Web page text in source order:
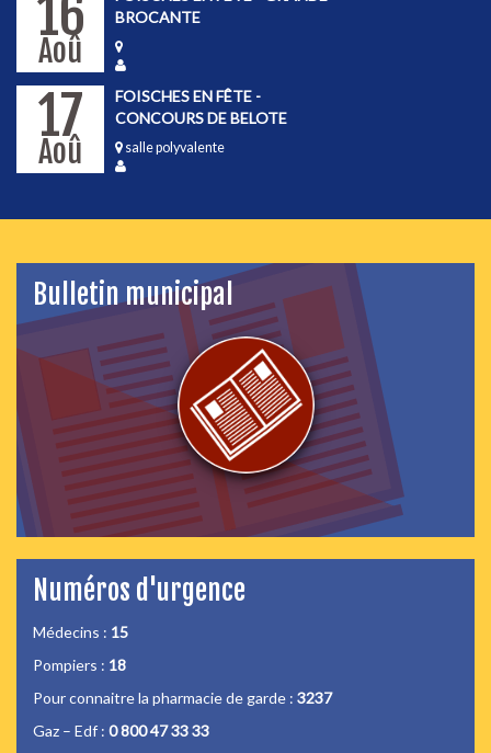
16
Aoû
BROCANTE
17
Aoû
FOISCHES EN FÊTE -
CONCOURS DE BELOTE
salle polyvalente
Bulletin municipal
Numéros d'urgence
Médecins : 15
Pompiers : 18
Pour connaitre la pharmacie de garde : 3237
Gaz – Edf : 0 800 47 33 33